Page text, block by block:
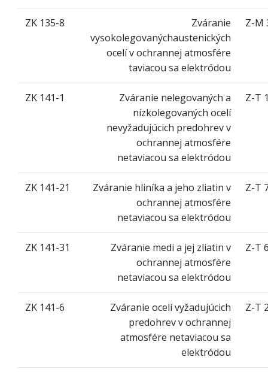
ZK 135-8
Zváranie
vysokolegovanýchaustenických
ocelí v ochrannej atmosfére
taviacou sa elektródou
Z-M
ZK 141-1
Zváranie nelegovaných a
nízkolegovaných ocelí
nevyžadujúcich predohrev v
ochrannej atmosfére
netaviacou sa elektródou
Z-T
ZK 141-21
Zváranie hliníka a jeho zliatin v
ochrannej atmosfére
netaviacou sa elektródou
Z-T
ZK 141-31
Zváranie medi a jej zliatin v
ochrannej atmosfére
netaviacou sa elektródou
Z-T
ZK 141-6
Zváranie ocelí vyžadujúcich
predohrev v ochrannej
atmosfére netaviacou sa
elektródou
Z-T